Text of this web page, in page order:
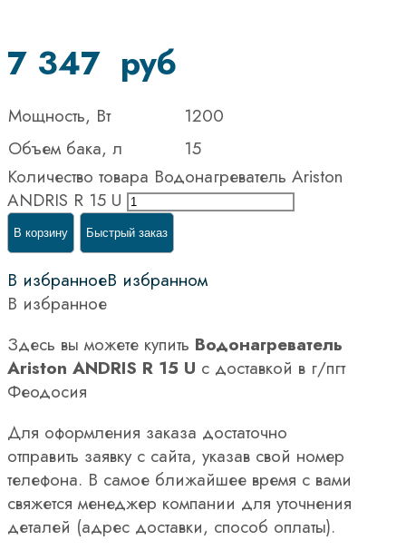
7 347 руб
Мощность, Вт
1200
Объем бака, л
15
Количество товара Водонагреватель Ariston
ANDRIS R 15 U
В корзину Быстрый заказ
В избранноеВ избранном
В избранное
Здесь вы можете купить Водонагреватель
Ariston ANDRIS R 15 U с доставкой в г/пгт
Феодосия
Для оформления заказа достаточно
отправить заявку с сайта, указав свой номер
телефона. В самое ближайшее время с вами
свяжется менеджер компании для уточнения
деталей (адрес доставки, способ оплаты).